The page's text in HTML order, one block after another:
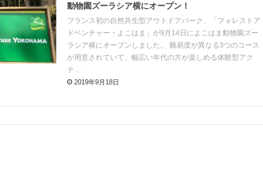
動物園ズーラシア横にオープン！
フランス初の自然共生型アウトドアパーク、「フォレストア
ドベンチャー・よこはま」が9月14日によこはま動物園ズー
ラシア横にオープンしました。 難易度が異なる3つのコース
が用意されていて、幅広い年代の方が楽しめる体験型アク
テ…
2019年9月18日